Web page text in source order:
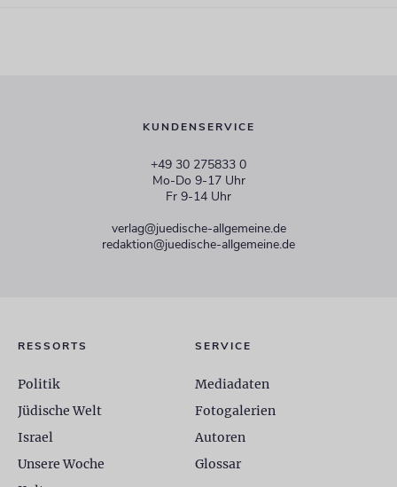
KUNDENSERVICE
+49 30 275833 0
Mo-Do 9-17 Uhr
Fr 9-14 Uhr
verlag@juedische-allgemeine.de
redaktion@juedische-allgemeine.de
RESSORTS
Politik
Jüdische Welt
Israel
Unsere Woche
SERVICE
Mediadaten
Fotogalerien
Autoren
Glossar